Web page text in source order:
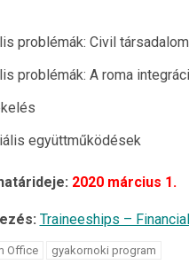
problémák: Civil társadalom
problémák: A roma
együttműködések
2020 március 1.
Traineeships –
Office gyakornoki program